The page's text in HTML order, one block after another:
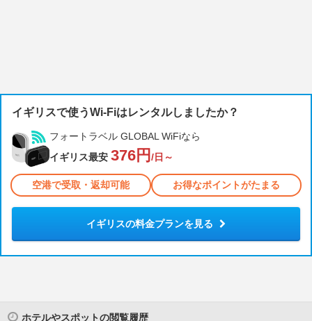
イギリスで使うWi-Fiはレンタルしましたか？
フォートラベル GLOBAL WiFiなら
イギリス最安 376円 /日～
空港で受取・返却可能 お得なポイントがたまる
イギリスの料金プランを見る
ホテルやスポットの閲覧履歴